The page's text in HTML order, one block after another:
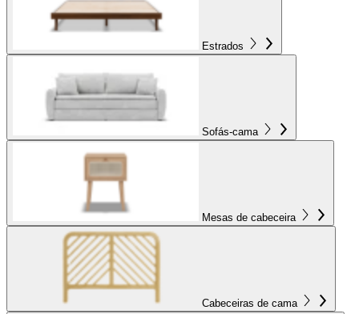
Estrados
Sofás-cama
Mesas de cabeceira
Cabeceiras de cama